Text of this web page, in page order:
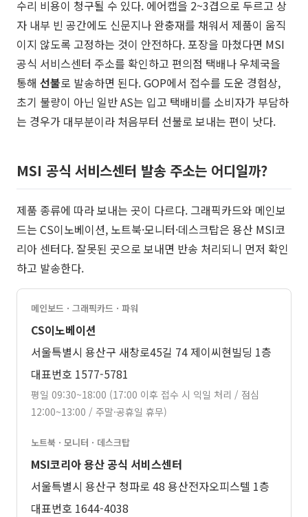
수리 비용이 청구될 수 있다. 에어캡을 2~3겹으로 두르고 상
자 내부 빈 공간에도 신문지나 완충재를 채워서 제품이 움직
이지 않도록 고정하는 것이 안전하다. 포장을 마쳤다면 MSI
공식 서비스센터 주소를 확인하고 편의점 택배나 우체국을
통해 선불로 발송하면 된다. GOP에서 접수를 도운 경험상,
초기 불량이 아닌 일반 AS는 입고 택배비를 소비자가 부담하
는 경우가 대부분이라 처음부터 선불로 보내는 편이 낫다.
MSI 공식 서비스센터 발송 주소는 어디일까?
제품 종류에 따라 보내는 곳이 다르다. 그래픽카드와 메인보
드는 CS이노베이션, 노트북·모니터·데스크탑은 용산 MSI코
리아 센터다. 잘못된 곳으로 보내면 반송 처리되니 먼저 확인
하고 발송한다.
메인보드 · 그래픽카드 · 파워
CS이노베이션
서울특별시 용산구 새창로45길 74 제이씨현빌딩 1층
대표번호 1577-5781
평일 09:30~18:00 (17:00 이후 접수 시 익일 처리 / 점심
12:00~13:00 / 주말·공휴일 휴무)
노트북 · 모니터 · 데스크탑
MSI코리아 용산 공식 서비스센터
서울특별시 용산구 청파로 48 용산전자오피스텔 1층
대표번호 1644-4038